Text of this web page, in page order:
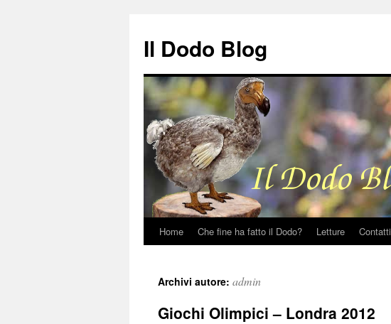
Il Dodo Blog
Vai
contenuto
Home Che fine ha fatto il Dodo? Letture Contatti
Archivi autore: admin
Giochi Olimpici – Londra 2012